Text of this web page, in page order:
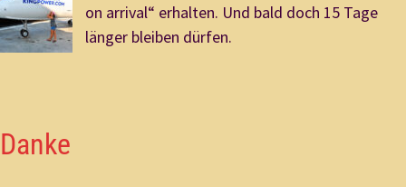
on arrival“ erhalten. Und bald doch 15 Tage
länger bleiben dürfen.
Danke